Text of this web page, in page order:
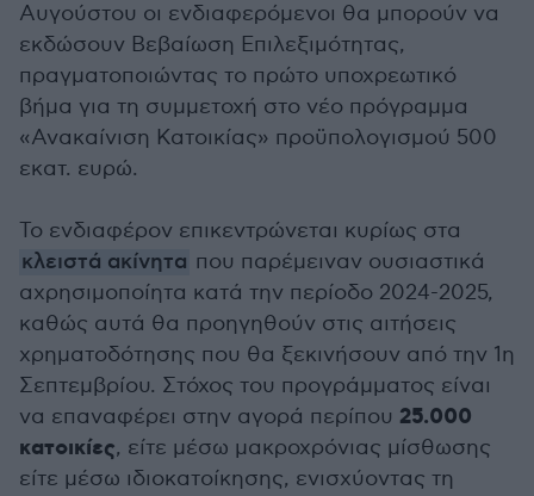
Αυγούστου οι ενδιαφερόμενοι θα μπορούν να
εκδώσουν Βεβαίωση Επιλεξιμότητας,
πραγματοποιώντας το πρώτο υποχρεωτικό
βήμα για τη συμμετοχή στο νέο πρόγραμμα
«Ανακαίνιση Κατοικίας» προϋπολογισμού 500
εκατ. ευρώ.
Το ενδιαφέρον επικεντρώνεται κυρίως στα
κλειστά ακίνητα που παρέμειναν ουσιαστικά
αχρησιμοποίητα κατά την περίοδο 2024-2025,
καθώς αυτά θα προηγηθούν στις αιτήσεις
χρηματοδότησης που θα ξεκινήσουν από την 1η
Σεπτεμβρίου. Στόχος του προγράμματος είναι
να επαναφέρει στην αγορά περίπου 25.000
κατοικίες, είτε μέσω μακροχρόνιας μίσθωσης
είτε μέσω ιδιοκατοίκησης, ενισχύοντας τη